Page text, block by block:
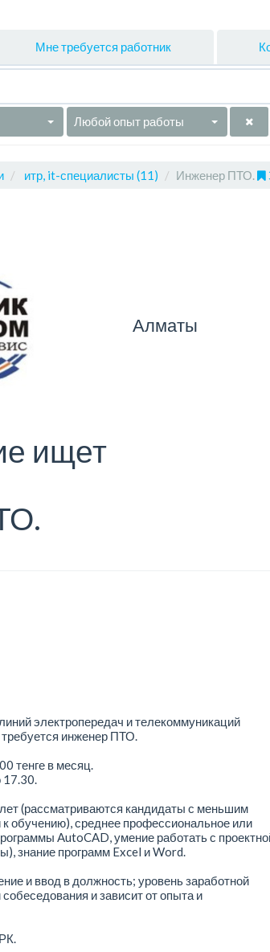
Мне требуется работник
Любой опыт работы
итр, it-специалисты (11) Инженер ПТО.
Алматы
ищет
электропередач и телекоммуникаций
инженер ПТО.
тенге в месяц.
17.30.
(рассматриваются кандидаты с меньшим
обучению), среднее профессиональное или
AutoCAD, умение работать с
знание программ Excel и Word.
и ввод в должность; уровень заработной
и зависит от опыта и